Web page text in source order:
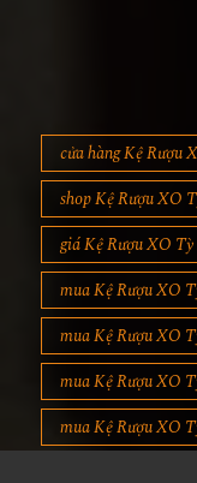
cửa hàng Kệ Rượu
shop Kệ Rượu XO
giá Kệ Rượu XO
mua Kệ Rượu XO
mua Kệ Rượu XO
mua Kệ Rượu XO
mua Kệ Rượu XO